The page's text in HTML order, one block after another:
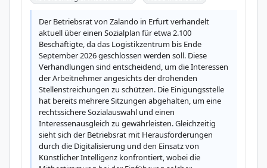
Der Betriebsrat von Zalando in Erfurt verhandelt
aktuell über einen Sozialplan für etwa 2.100
Beschäftigte, da das Logistikzentrum bis Ende
September 2026 geschlossen werden soll. Diese
Verhandlungen sind entscheidend, um die Interessen
der Arbeitnehmer angesichts der drohenden
Stellenstreichungen zu schützen. Die Einigungsstelle
hat bereits mehrere Sitzungen abgehalten, um eine
rechtssichere Sozialauswahl und einen
Interessenausgleich zu gewährleisten. Gleichzeitig
sieht sich der Betriebsrat mit Herausforderungen
durch die Digitalisierung und den Einsatz von
Künstlicher Intelligenz konfrontiert, wobei die